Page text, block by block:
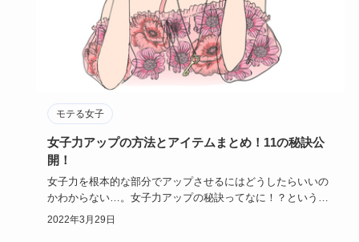
モテる女子
女子力アップの方法とアイテムまとめ！11の秘訣公
開！
女子力を根本的な部分でアップさせるにはどうしたらいいの
かわからない…。女子力アップの秘訣ってなに！？というお
悩みを抱えてい…
2022年3月29日